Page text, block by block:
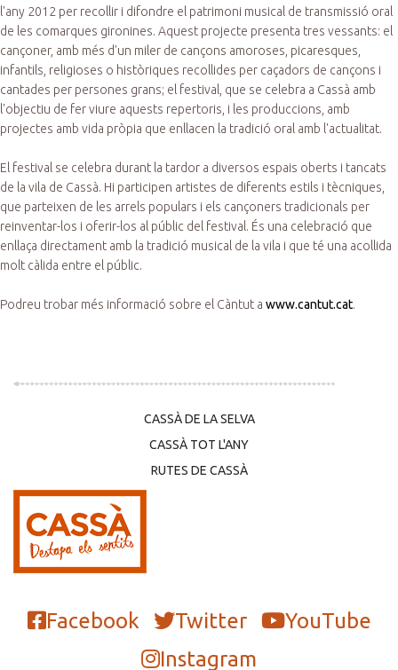
l'any 2012 per recollir i difondre el patrimoni musical de transmissió oral
de les comarques gironines. Aquest projecte presenta tres vessants: el
cançoner, amb més d'un miler de cançons amoroses, picaresques,
infantils, religioses o històriques recollides per caçadors de cançons i
cantades per persones grans; el festival, que se celebra a Cassà amb
l'objectiu de fer viure aquests repertoris, i les produccions, amb
projectes amb vida pròpia que enllacen la tradició oral amb l'actualitat.
El festival se celebra durant la tardor a diversos espais oberts i tancats
de la vila de Cassà. Hi participen artistes de diferents estils i tècniques,
que parteixen de les arrels populars i els cançoners tradicionals per
reinventar-los i oferir-los al públic del festival. És una celebració que
enllaça directament amb la tradició musical de la vila i que té una acollida
molt càlida entre el públic.
Podreu trobar més informació sobre el Càntut a www.cantut.cat.
CASSÀ DE LA SELVA
CASSÀ TOT L'ANY
RUTES DE CASSÀ
Facebook Twitter
YouTube
Instagram